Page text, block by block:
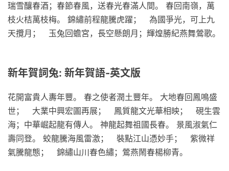
瑞雪釀春酒；春節春風，送春光春滿人間。 春回南嶺，萬
枝火桔萬枝梅。 錦繡前程龍騰虎躍； 為國爭光，可上九
天攬月； 玉兔回蟾宮，長空懸朗月；輝煌勝紀燕舞鶯歌。
新年賀詞兔: 新年賀語-英文版
花開富貴人夀年豐。 春之使者潤土豐年。 大地春回鳳鳴盛
世； 大業中興宏圖再展； 鳳質龍文光華相映； 硯生雲
海；中華崛起龍有傳人。 神龍起舞祖國長春。 景風淑氣仁
壽同登。 蛟龍騰海風雷激； 裝點江山憑妙手； 紫微祥
氣騰龍態； 錦繡山川春色繡；鶯燕鬧春楊柳青。